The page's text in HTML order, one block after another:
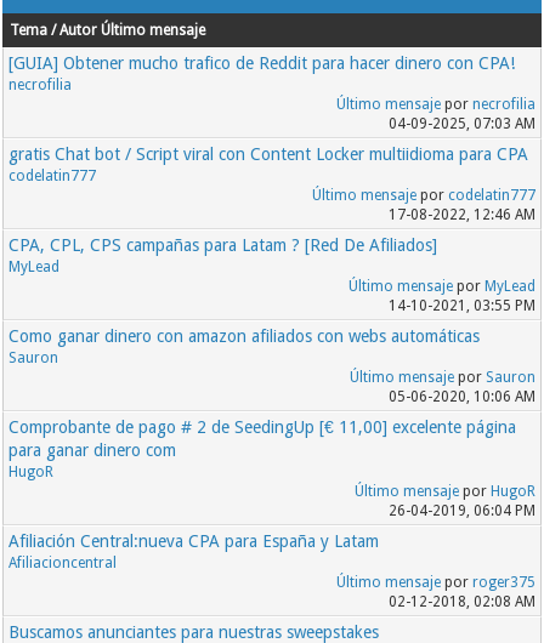
Tema / Autor Último mensaje
[GUIA] Obtener mucho trafico de Reddit para hacer dinero con CPA!
necrofilia
Último mensajepor necrofilia
04-09-2025, 07:03 AM
gratis Chat bot / Script viral con Content Locker multiidioma para CPA
codelatin777
Último mensajepor codelatin777
17-08-2022, 12:46 AM
CPA, CPL, CPS campañas para Latam ? [Red De Afiliados]
MyLead
Último mensajepor MyLead
14-10-2021, 03:55 PM
Como ganar dinero con amazon afiliados con webs automáticas
Sauron
Último mensajepor Sauron
05-06-2020, 10:06 AM
Comprobante de pago # 2 de SeedingUp [€ 11,00] excelente página
para ganar dinero com
HugoR
Último mensajepor HugoR
26-04-2019, 06:04 PM
Afiliación Central:nueva CPA para España y Latam
Afiliacioncentral
Último mensajepor roger375
02-12-2018, 02:08 AM
Buscamos anunciantes para nuestras sweepstakes